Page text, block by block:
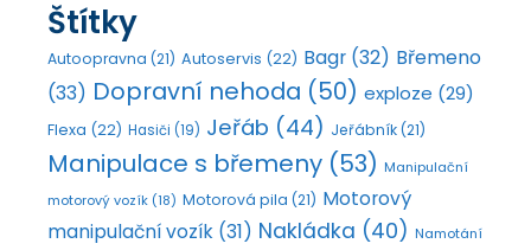
Štítky
Autoopravna (21) Autoservis (22) Bagr (32) Břemeno
(33) Dopravní nehoda (50) exploze (29)
Flexa (22) Hasiči (19) Jeřáb (44) Jeřábník(21)
Manipulace s břemeny (53) Manipulační
motorový vozík (18) Motorová pila (21) Motorový
manipulační vozík (31) Nakládka (40) Namotání